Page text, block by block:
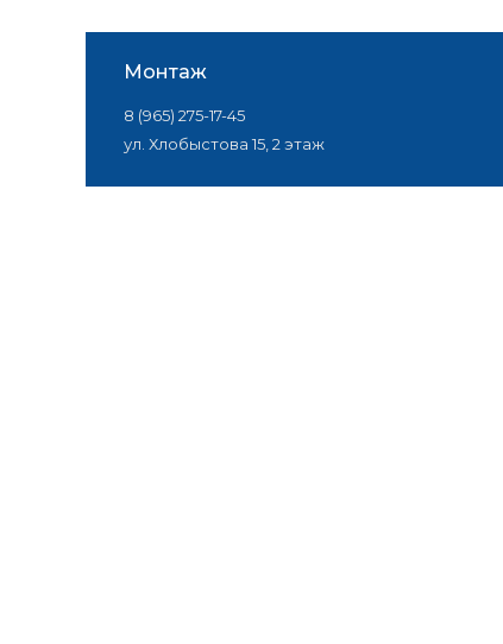
Монтаж
8 (965) 275-17-45
ул. Хлобыстова 15, 2 этаж